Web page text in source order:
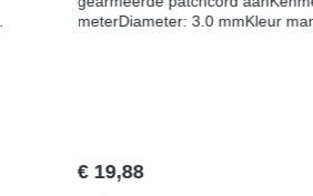
meterDiameter: 3.0 mmKleur
€ 19,88